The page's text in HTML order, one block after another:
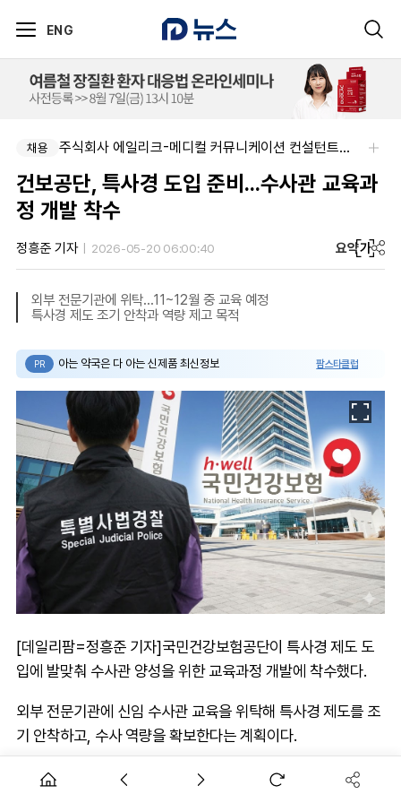
ENG
채용 주식회사 에일리크-메디컬 커뮤니케이션 컨설턴트(Associate) / 메디컬라이터 채용
건보공단, 특사경 도입 준비...수사관 교육과
정 개발 착수
정흥준 기자 2026-05-20 06:00:40 요약가
외부 전문기관에 위탁...11~12월 중 교육 예정
특사경 제도 조기 안착과 역량 제고 목적
PR 아는 약국은 다 아는 신제품 최신정보 팜스타클럽
[데일리팜=정흥준 기자]국민건강보험공단이 특사경 제도 도
입에 발맞춰 수사관 양성을 위한 교육과정 개발에 착수했다.
외부 전문기관에 신임 수사관 교육을 위탁해 특사경 제도를 조
기 안착하고, 수사 역량을 확보한다는 계획이다.
19일 공단에 따르면 특사경 신규 지명 예정자를 대상으로 올해